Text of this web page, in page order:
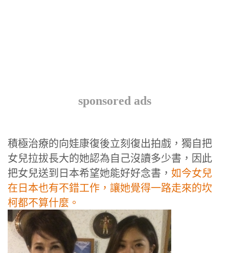
sponsored ads
積極治療的向娃康復後立刻復出拍戲，獨自把
女兒拉拔長大的她認為自己沒讀多少書，因此
把女兒送到日本希望她能好好念書， 如今女兒
在日本也有不錯工作，讓她覺得一路走來的坎
柯都不算什麼。